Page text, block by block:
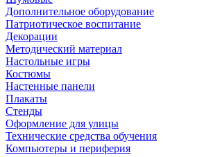
Дополнительное оборудование
Патриотическое воспитание
Декорации
Методический материал
Настольные игры
Костюмы
Настенные панели
Плакаты
Стенды
Оформление для улицы
Технические средства обучения
Компьютеры и периферия